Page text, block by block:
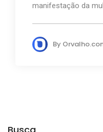
manifestação da
By